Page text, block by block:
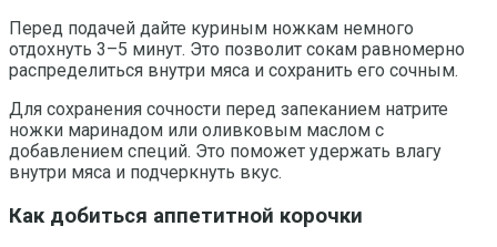
Перед подачей дайте куриным ножкам немного
отдохнуть 3–5 минут. Это позволит сокам равномерно
распределиться внутри мяса и сохранить его сочным.
Для сохранения сочности перед запеканием натрите
ножки маринадом или оливковым маслом с
добавлением специй. Это поможет удержать влагу
внутри мяса и подчеркнуть вкус.
Как добиться аппетитной корочки